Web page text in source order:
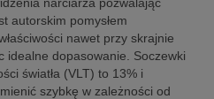
autorskim pomysłem
nawet przy skrajnie
idealne dopasowanie. Soczewki
światła (VLT) to 13% i
szybkę w zależności od